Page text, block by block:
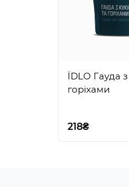
ЇDLO Гауда
горіхами
218₴